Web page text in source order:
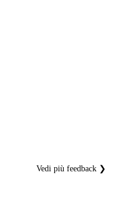
Vedi più feedback ❯